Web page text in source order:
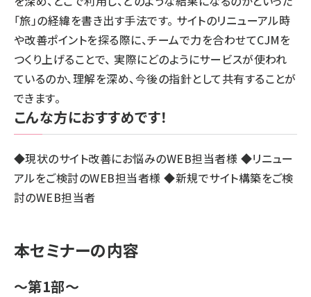
「旅」の経緯を書き出す手法です。 サイトのリニューアル時
や改善ポイントを探る際に、チームで力を合わせてCJMを
つくり上げることで、 実際にどのようにサービスが使われ
ているのか、理解を深め、今後の指針として共有することが
できます。
こんな方におすすめです！
◆現状のサイト改善にお悩みのWEB担当者様 ◆リニュー
アルをご検討のWEB担当者様 ◆新規でサイト構築をご検
討のWEB担当者
本セミナーの内容
～第1部～